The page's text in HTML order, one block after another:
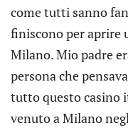
come tutti sanno
finiscono per aprire
Milano. Mio padre
persona che
tutto questo casino
venuto a Milano